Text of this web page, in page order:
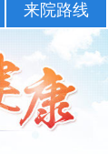
来院路线